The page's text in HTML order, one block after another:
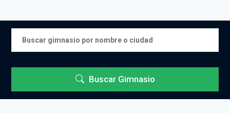
Buscar Gimnasio